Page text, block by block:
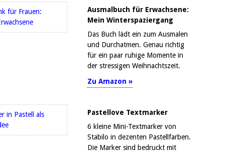
Ausmalbuch für Erwachsene:
Mein Winterspaziergang
Das Buch lädt ein zum Ausmalen
und Durchatmen. Genau richtig
für ein paar ruhige Momente in
der stressigen Weihnachtszeit.
Zu Amazon »
Pastellove Textmarker
6 kleine Mini-Textmarker von
Stabilo in dezenten Pastellfarben.
Die Marker sind bedruckt mit